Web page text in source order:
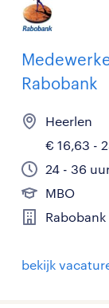
Rabobank
Heerlen
€ 16,63 -
24 - 36
MBO
Rabobank
bekijk